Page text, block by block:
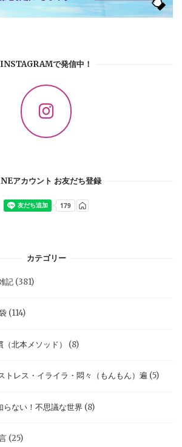
INSTAGRAMで発信中！
アカウント お友だち登録
カテゴリー
記 (381)
(114)
北本メソッド） (8)
レス・イライラ・悶々（もんもん）遍 (5)
ない！不思議な世界 (8)
(25)